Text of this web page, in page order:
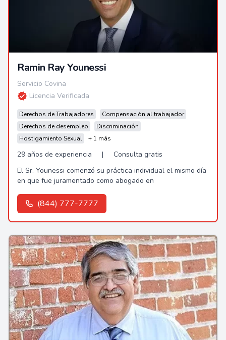
Ramin Ray Younessi
Servicio Covina
Licencia Verificada
Derechos de Trabajadores
Compensación al trabajador
Derechos de desempleo
Discriminación
Hostigamiento Sexual
+ 1 más
29 años de experiencia |
Consulta gratis
El Sr. Younessi comenzó su práctica individual el mismo día
en que fue juramentado como abogado en
(844) 777-7777